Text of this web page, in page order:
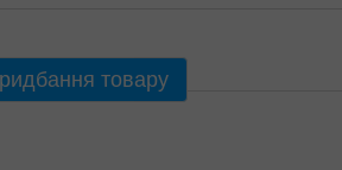
товару